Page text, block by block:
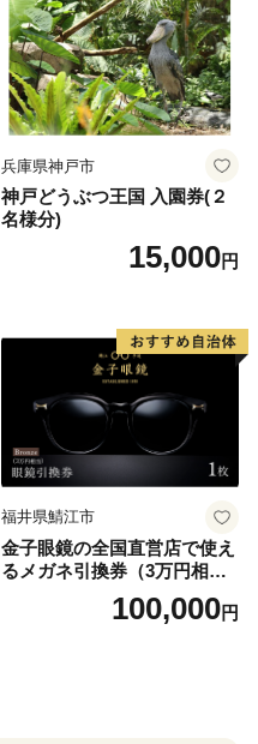
兵庫県神戸市
神戸どうぶつ王国 入園券(２
名様分)
15,000円
福井県鯖江市
金子眼鏡の全国直営店で使え
るメガネ引換券（3万円相
100,000円